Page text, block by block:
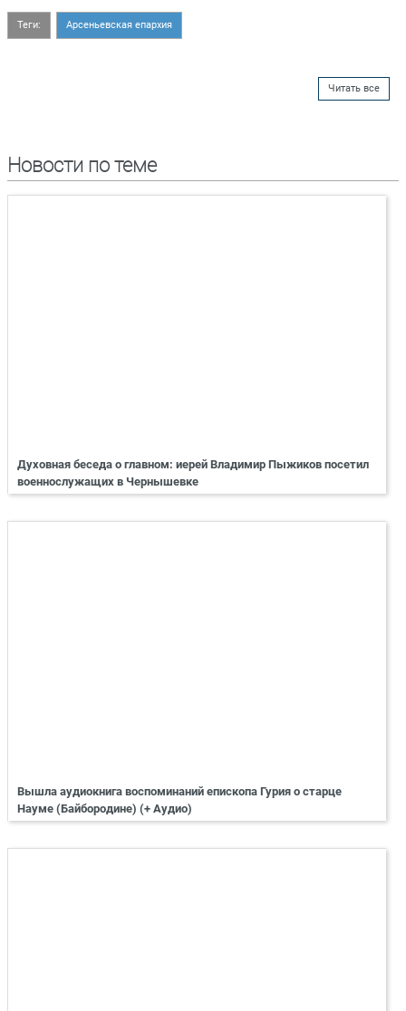
Теги: Арсеньевская епархия
Читать все
Новости по теме
Духовная беседа о главном: иерей Владимир Пыжиков посетил
военнослужащих в Чернышевке
Вышла аудиокнига воспоминаний епископа Гурия о старце
Науме (Байбородине) (+ Аудио)